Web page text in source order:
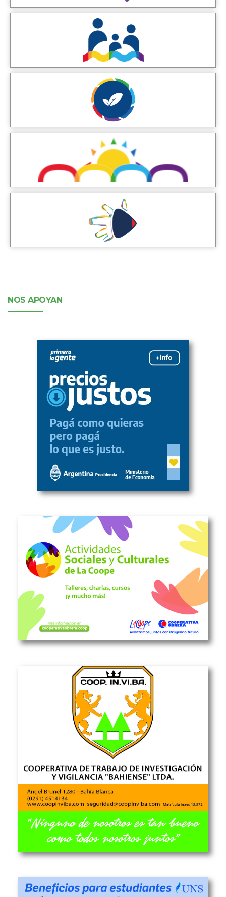
NOS APOYAN